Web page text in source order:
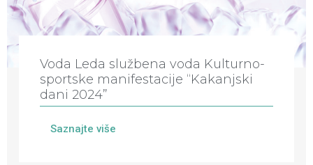
Voda Leda službena voda Kulturno-
sportske manifestacije “Kakanjski
dani 2024”
Saznajte više